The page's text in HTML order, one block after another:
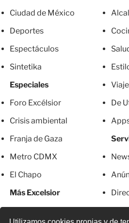
Ciudad de México
Deportes
Espectáculos
Sintetika
Especiales
Foro Excélsior
Crisis ambiental
Franja de Gaza
Metro CDMX
El Chapo
Más Excelsior
De